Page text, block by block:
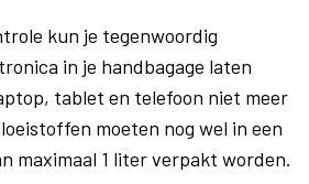
kun je tegenwoordig
in je handbagage laten
tablet en telefoon niet meer
moeten nog wel in een
maximaal 1 liter verpakt worden.